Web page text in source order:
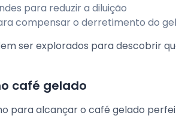
para reduzir a diluição
compensar o derretimento do
ser explorados para descobrir
café gelado
para alcançar o café gelado